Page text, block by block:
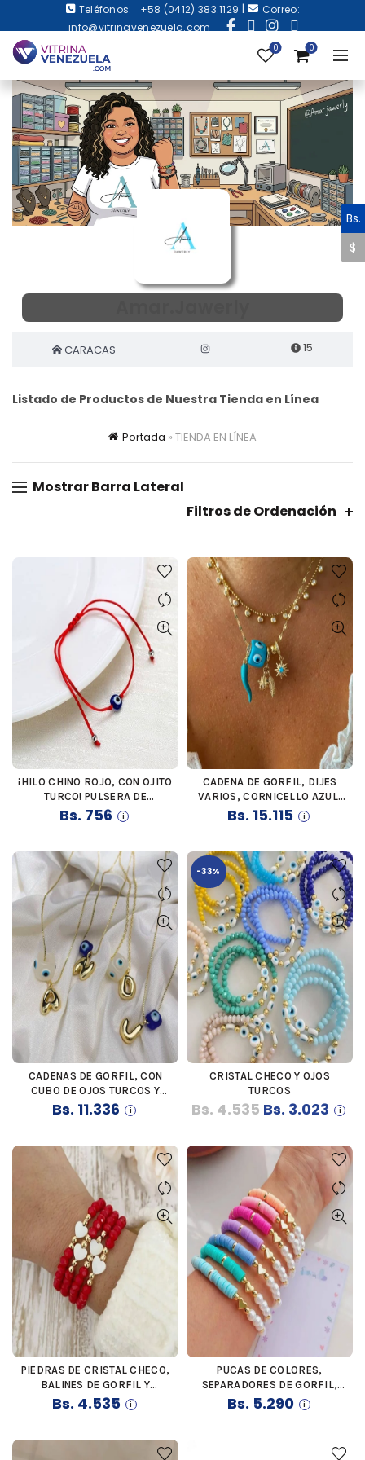
Teléfonos: +58 (0412) 383.1129 |
Correo:
info@vitrinavenezuela.com
0 0
CARACAS 15
Listado de Productos de Nuestra Tienda en Línea
Portada » TIENDA EN LÍNEA
Mostrar Barra Lateral
Filtros de Ordenación
COMPRAR
¡HILO CHINO ROJO, CON OJITO
TURCO! PULSERA DE
PROTECCIÓN
Bs. 756
COMPRAR
CADENA DE GORFIL, DIJES
VARIOS, CORNICELLO AZUL,
CUBO DE OJOS TURCOS
Bs. 15.115
COMPRAR
CADENAS DE GORFIL, CON
CUBO DE OJOS TURCOS Y
LETRA DE ACERO INOXIDABLE,
COMPLETAMENTE
Bs. 11.336
-33%
COMPRAR
CRISTAL CHECO Y OJOS
TURCOS
Bs.4.535 El
original
era:
Bs. 4.535.
Bs. 3.023 El
es:
Bs.
COMPRAR
PIEDRAS DE CRISTAL CHECO,
BALINES DE GORFIL Y
CORAZONES DE NÁCAR
Bs. 4.535
COMPRAR
PUCAS DE COLORES,
SEPARADORES DE GORFIL,
CORAZONES DE ACERO,
BALINES DE GORFIL, PERLAS Y
Bs. 5.290
Bs.
$